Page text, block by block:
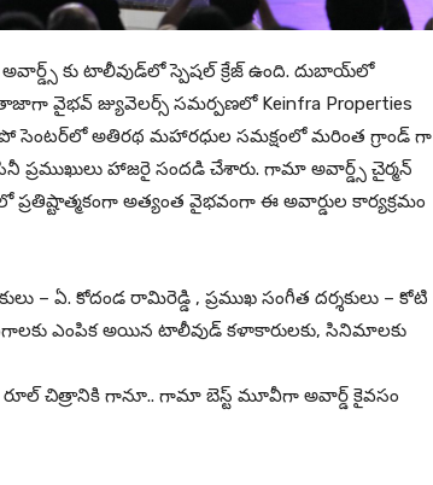
అవార్డ్స్ కు టాలీవుడ్‌లో స్పెషల్ క్రేజ్ ఉంది. దుబాయ్‌లో
వైభవ్ జ్యువెలర్స్ సమర్పణలో Keinfra Properties
సెంటర్‌‌లో అతిరథ మహారధుల సమక్షంలో మరింత గ్రాండ్ గా
ప్రముఖులు హాజరై సందడి చేశారు. గామా అవార్డ్స్ చైర్మన్
ప్రతిష్టాత్మకంగా అత్యంత వైభవంగా ఈ అవార్డుల కార్యక్రమం
– ఏ. కోదండ రామిరెడ్డి , ప్రముఖ సంగీత దర్శకులు – కోటి
ఎంపిక అయిన టాలీవుడ్ కళాకారులకు, సినిమాలకు
ది రూల్ చిత్రానికి గానూ.. గామా బెస్ట్ మూవీగా అవార్డ్ కైవసం